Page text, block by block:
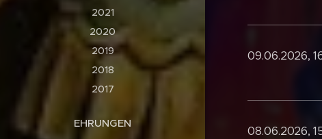
2021
2020
2019
2018
2017
EHRUNGEN
09.06.2026,
08.06.2026,